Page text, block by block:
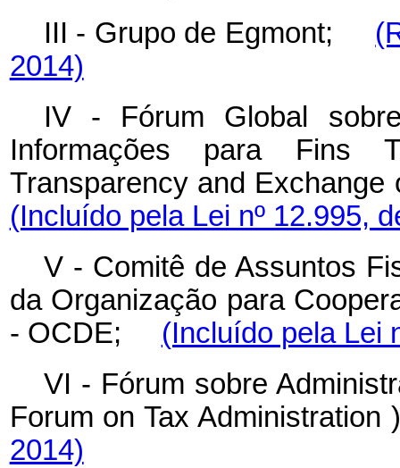
III - Grupo de Egmont;
2014)
IV - Fórum Global
Informações para Fins
Transparency and
(Incluído pela Lei nº 12.995,
V - Comitê de Assuntos
da Organização para
- OCDE; (Incluído pela Lei
VI - Fórum sobre
Forum on Tax Administration
2014)